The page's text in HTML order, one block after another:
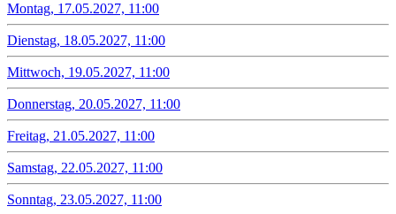
Montag, 17.05.2027, 11:00
Dienstag, 18.05.2027, 11:00
Mittwoch, 19.05.2027, 11:00
Donnerstag, 20.05.2027, 11:00
Freitag, 21.05.2027, 11:00
Samstag, 22.05.2027, 11:00
Sonntag, 23.05.2027, 11:00